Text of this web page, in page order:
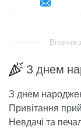
Вітання
З днем
З днем
Привітання
Невдачі та